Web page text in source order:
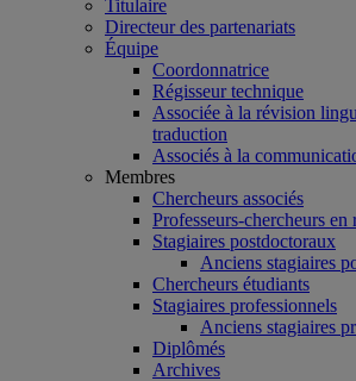
Titulaire
Directeur des partenariats
Équipe
Coordonnatrice
Régisseur technique
Associée à la révision
traduction
Associés à la
Membres
Chercheurs associés
Professeurs-chercheurs en
Stagiaires postdoctoraux
Anciens stagiaires
Chercheurs étudiants
Stagiaires professionnels
Anciens stagiaires
Diplômés
Archives